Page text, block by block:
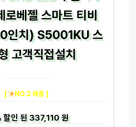
로베젤 스마트 티비
인치) S5001KU 스
고객직접설치
[ NO.2 제품 ]
할인 된337,110 원